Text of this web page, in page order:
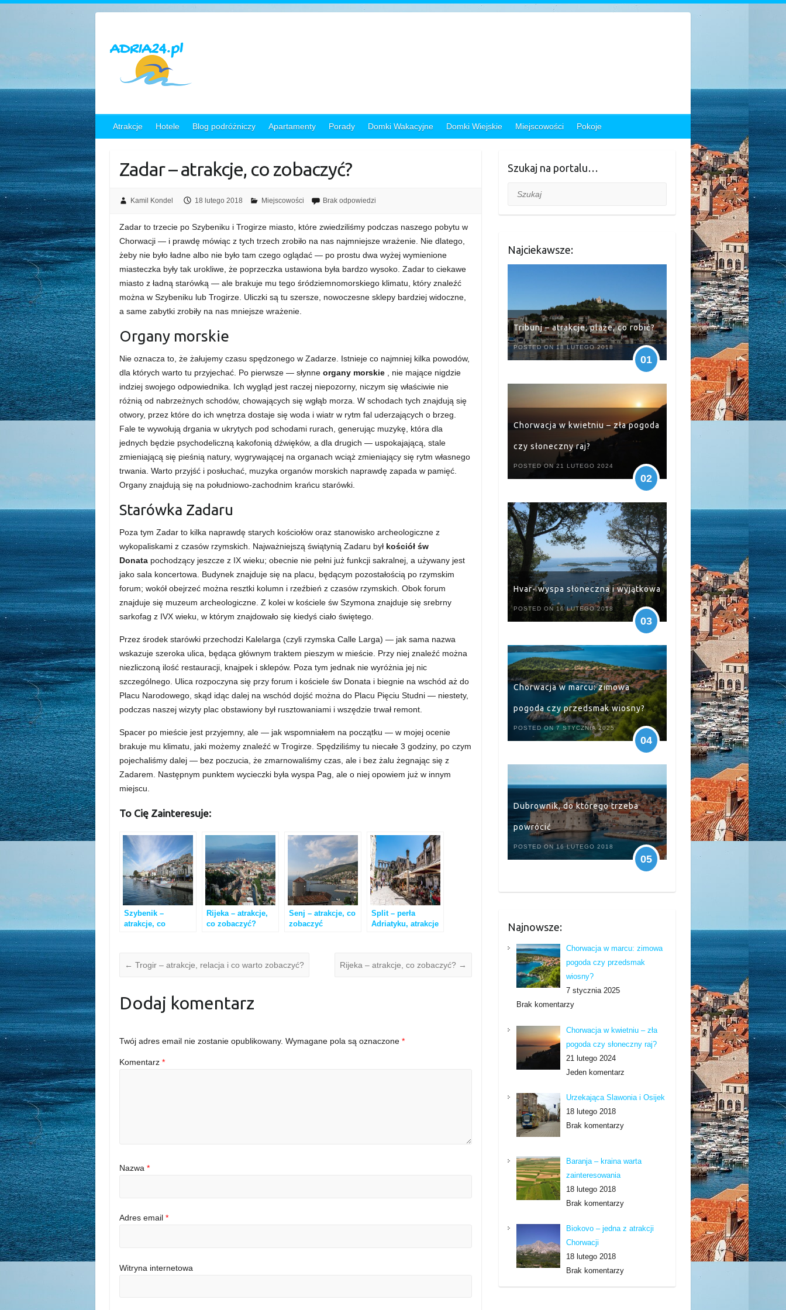
Atrakcje Hotele Blog podróżniczy Apartamenty Porady Domki Wakacyjne Domki Wiejskie Miejscowości Pokoje
Zadar – atrakcje, co zobaczyć?
Kamil Kondel 18 lutego 2018 Miejscowości Brak odpowiedzi
Zadar to trzecie po Szybeniku i Trogirze miasto, które zwiedziliśmy podczas naszego pobytu w
Chorwacji — i prawdę mówiąc z tych trzech zrobiło na nas najmniejsze wrażenie. Nie dlatego,
żeby nie było ładne albo nie było tam czego oglądać — po prostu dwa wyżej wymienione
miasteczka były tak urokliwe, że poprzeczka ustawiona była bardzo wysoko. Zadar to ciekawe
miasto z ładną starówką — ale brakuje mu tego śródziemnomorskiego klimatu, który znaleźć
można w Szybeniku lub Trogirze. Uliczki są tu szersze, nowoczesne sklepy bardziej widoczne,
a same zabytki zrobiły na nas mniejsze wrażenie.
Organy morskie
Nie oznacza to, że żałujemy czasu spędzonego w Zadarze. Istnieje co najmniej kilka powodów,
dla których warto tu przyjechać. Po pierwsze — słynneorgany morskie
, nie mające nigdzie
indziej swojego odpowiednika. Ich wygląd jest raczej niepozorny, niczym się właściwie nie
różnią od nabrzeżnych schodów, chowających się wgłąb morza. W schodach tych znajdują się
otwory, przez które do ich wnętrza dostaje się woda i wiatr w rytm fal uderzających o brzeg.
Fale te wywołują drgania w ukrytych pod schodami rurach, generując muzykę, która dla
jednych będzie psychodeliczną kakofonią dźwięków, a dla drugich — uspokajającą, stale
zmieniającą się pieśnią natury, wygrywającej na organach wciąż zmieniający się rytm własnego
trwania. Warto przyjść i posłuchać, muzyka organów morskich naprawdę zapada w pamięć.
Organy znajdują się na południowo-zachodnim krańcu starówki.
Starówka Zadaru
Poza tym Zadar to kilka naprawdę starych kościołów oraz stanowisko archeologiczne z
wykopaliskami z czasów rzymskich. Najważniejszą świątynią Zadaru był kościół św
Donata pochodzący jeszcze z IX wieku; obecnie nie pełni już funkcji sakralnej, a używany jest
jako sala koncertowa. Budynek znajduje się na placu, będącym pozostałością po rzymskim
forum; wokół obejrzeć można resztki kolumn i rzeźbień z czasów rzymskich. Obok forum
znajduje się muzeum archeologiczne. Z kolei w kościele św Szymona znajduje się srebrny
sarkofag z IVX wieku, w którym znajdowało się kiedyś ciało świętego.
Przez środek starówki przechodzi Kalelarga (czyli rzymska Calle Larga) — jak sama nazwa
wskazuje szeroka ulica, będąca głównym traktem pieszym w mieście. Przy niej znaleźć można
niezliczoną ilość restauracji, knajpek i sklepów. Poza tym jednak nie wyróżnia jej nic
szczególnego. Ulica rozpoczyna się przy forum i kościele św Donata i biegnie na wschód aż do
Placu Narodowego, skąd idąc dalej na wschód dojść można do Placu Pięciu Studni — niestety,
podczas naszej wizyty plac obstawiony był rusztowaniami i wszędzie trwał remont.
Spacer po mieście jest przyjemny, ale — jak wspomniałem na początku — w mojej ocenie
brakuje mu klimatu, jaki możemy znaleźć w Trogirze. Spędziliśmy tu niecałe 3 godziny, po czym
pojechaliśmy dalej — bez poczucia, że zmarnowaliśmy czas, ale i bez żalu żegnając się z
Zadarem. Następnym punktem wycieczki była wyspa Pag, ale o niej opowiem już w innym
miejscu.
To Cię Zainteresuje:
Szybenik –
atrakcje, co
Rijeka – atrakcje,
co zobaczyć?
Senj – atrakcje, co
zobaczyć
Split – perła
Adriatyku, atrakcje
← Trogir – atrakcje, relacja i co warto zobaczyć? Rijeka – atrakcje, co zobaczyć? →
Dodaj komentarz
Twój adres email nie zostanie opublikowany. Wymagane pola są oznaczone*
Komentarz*
Nazwa*
Adres email*
Witryna internetowa
Szukaj na portalu…
Szukaj
Najciekawsze:
Tribunj – atrakcje, plaże, co robić?
POSTED ON 18 LUTEGO 2018
01
Chorwacja w kwietniu – zła pogoda
czy słoneczny raj?
POSTED ON 21 LUTEGO 2024
02
Hvar- wyspa słoneczna i wyjątkowa
POSTED ON 16 LUTEGO 2018
03
Chorwacja w marcu: zimowa
pogoda czy przedsmak wiosny?
POSTED ON 7 STYCZNIA 2025
04
Dubrownik, do którego trzeba
powrócić
POSTED ON 16 LUTEGO 2018
05
Najnowsze:
Chorwacja w marcu: zimowa
pogoda czy przedsmak
wiosny?
7 stycznia 2025
Brak komentarzy
Chorwacja w kwietniu – zła
pogoda czy słoneczny raj?
21 lutego 2024
Jeden komentarz
Urzekająca Slawonia i Osijek
18 lutego 2018
Brak komentarzy
Baranja – kraina warta
zainteresowania
18 lutego 2018
Brak komentarzy
Biokovo – jedna z atrakcji
Chorwacji
18 lutego 2018
Brak komentarzy